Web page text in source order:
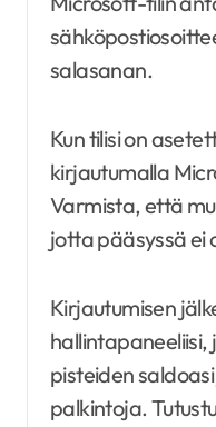
salasanan.
Kun tilisi on
kirjautumalla
Varmista, että
jotta pääsyssä ei
Kirjautumisen
pisteiden
palkintoja.